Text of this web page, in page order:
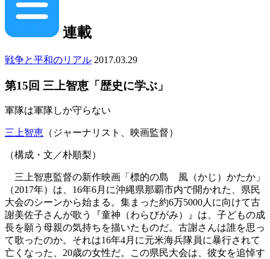
連載
戦争と平和のリアル 2017.03.29
第15回 三上智恵「歴史に学ぶ」
軍隊は軍隊しか守らない
三上智恵 （ジャーナリスト、映画監督）
（構成・文／朴順梨）
三上智恵監督の新作映画「標的の島 風（かじ）かたか」
（2017年）は、16年6月に沖縄県那覇市内で開かれた、県民
大会のシーンから始まる。集まった約6万5000人に向けて古
謝美佐子さんが歌う『童神（わらびがみ）』は、子どもの成
長を願う母親の気持ちを描いたものだ。古謝さんは誰を思っ
て歌ったのか。それは16年4月に元米海兵隊員に暴行されて
亡くなった、20歳の女性だ。この県民大会は、彼女を追悼す